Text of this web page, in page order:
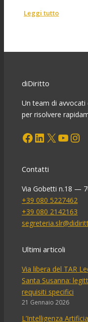
Leggi tutto:
diDiritto
Un team di
per risolvere
Facebook LinkedIn X YouTube Instagram
Contatti
Via Gobetti n.18 —
+39 080 5227462
+39 080 2142163
Ultimi articoli
Via libera del TAR
Santa Susanna:
requisiti specifici
21 Gennaio 2026
L’Intelligenza